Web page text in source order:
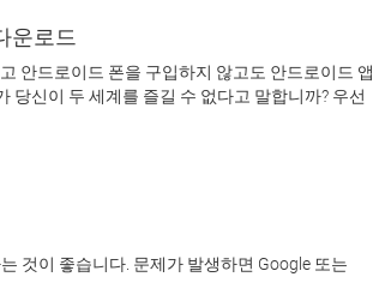
운로드
안드로이드 폰을 구입하지 않고도 안드로이드 앱
당신이 두 세계를 즐길 수 없다고 말합니까? 우선